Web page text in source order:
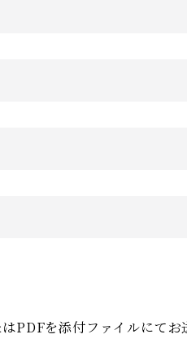
PDFを添付ファイルにてお